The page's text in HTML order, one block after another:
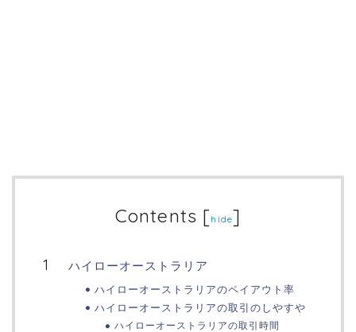
Contents [hide]
ハイローオーストラリア
ハイローオーストラリアのペイアウト率
ハイローオーストラリアの取引のしやすや
ハイローオーストラリアの取引時間